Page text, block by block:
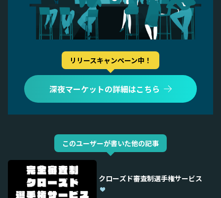
リリースキャンペーン中！
深夜マーケットの詳細はこちら
このユーザーが書いた他の記事
クローズド審査制選手権サービス